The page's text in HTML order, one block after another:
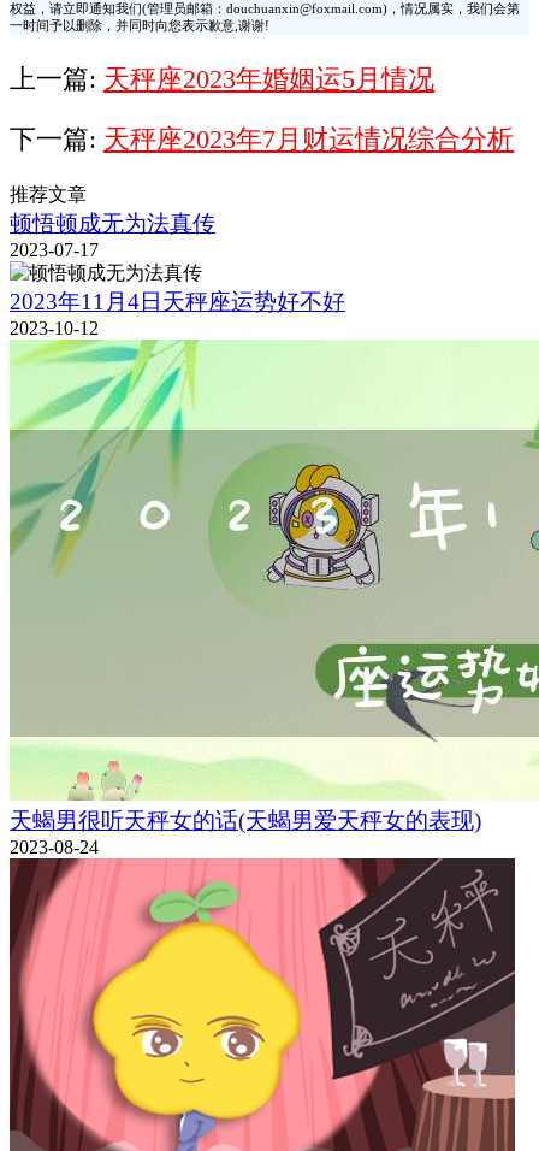
权益，请立即通知我们(管理员邮箱：douchuanxin@foxmail.com)，情况属实，我们会第
一时间予以删除，并同时向您表示歉意,谢谢!
上一篇: 天秤座2023年婚姻运5月情况
下一篇: 天秤座2023年7月财运情况综合分析
推荐文章
顿悟顿成无为法真传
2023-07-17
2023年11月4日天秤座运势好不好
2023-10-12
天蝎男很听天秤女的话(天蝎男爱天秤女的表现)
2023-08-24